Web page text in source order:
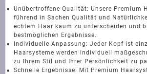
Unübertroffene Qualität: Unsere Premium
führend in Sachen Qualität und
echtem Haar kaum zu unterscheiden und
bestmöglichen Ergebnisse.
Individuelle Anpassung: Jeder Kopf ist
Haarsysteme werden individuell
zu Ihrem Stil und Ihrer Persönlichkeit zu
Schnelle Ergebnisse: Mit Premium